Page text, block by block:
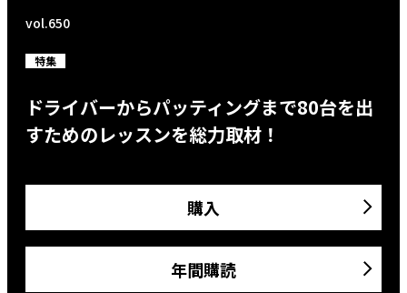
vol.650
特集
ドライバーからパッティングまで80台を出
すためのレッスンを総力取材！
購入
年間購読